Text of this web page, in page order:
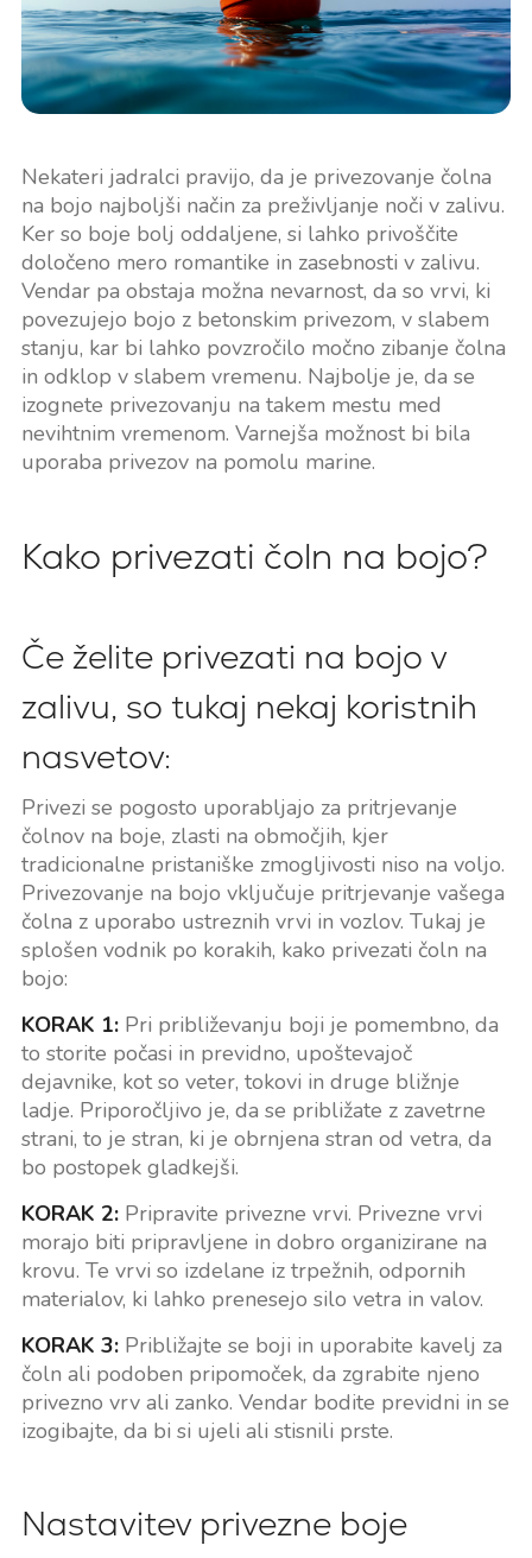
Nekateri jadralci pravijo, da je privezovanje čolna
na bojo najboljši način za preživljanje noči v zalivu.
Ker so boje bolj oddaljene, si lahko privoščite
določeno mero romantike in zasebnosti v zalivu.
Vendar pa obstaja možna nevarnost, da so vrvi, ki
povezujejo bojo z betonskim privezom, v slabem
stanju, kar bi lahko povzročilo močno zibanje čolna
in odklop v slabem vremenu. Najbolje je, da se
izognete privezovanju na takem mestu med
nevihtnim vremenom. Varnejša možnost bi bila
uporaba privezov na pomolu marine.
Kako privezati čoln na bojo?
Če želite privezati na bojo v
zalivu, so tukaj nekaj koristnih
nasvetov:
Privezi se pogosto uporabljajo za pritrjevanje
čolnov na boje, zlasti na območjih, kjer
tradicionalne pristaniške zmogljivosti niso na voljo.
Privezovanje na bojo vključuje pritrjevanje vašega
čolna z uporabo ustreznih vrvi in vozlov. Tukaj je
splošen vodnik po korakih, kako privezati čoln na
bojo:
KORAK 1:Pri približevanju boji je pomembno, da
to storite počasi in previdno, upoštevajoč
dejavnike, kot so veter, tokovi in druge bližnje
ladje. Priporočljivo je, da se približate z zavetrne
strani, to je stran, ki je obrnjena stran od vetra, da
bo postopek gladkejši.
KORAK 2:Pripravite privezne vrvi. Privezne vrvi
morajo biti pripravljene in dobro organizirane na
krovu. Te vrvi so izdelane iz trpežnih, odpornih
materialov, ki lahko prenesejo silo vetra in valov.
KORAK 3:Približajte se boji in uporabite kavelj za
čoln ali podoben pripomoček, da zgrabite njeno
privezno vrv ali zanko. Vendar bodite previdni in se
izogibajte, da bi si ujeli ali stisnili prste.
Nastavitev privezne boje